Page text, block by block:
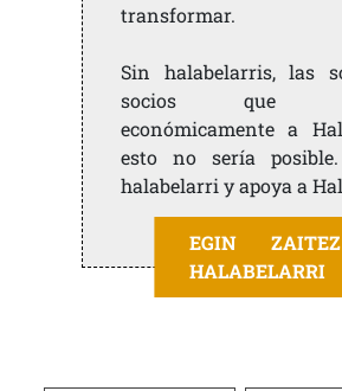
transformar.
Sin halabelarris, las
socios que
económicamente a
esto no sería posible.
halabelarri y apoya a
EGIN ZAITEZ
HALABELARRI